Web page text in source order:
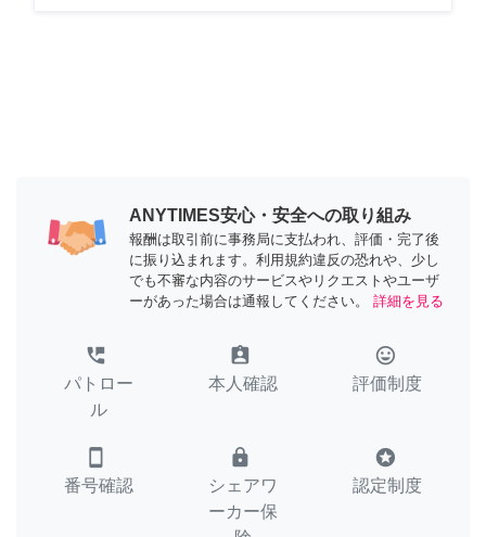
ANYTIMES安心・安全への取り組み
報酬は取引前に事務局に支払われ、評価・完了後
に振り込まれます。利用規約違反の恐れや、少し
でも不審な内容のサービスやリクエストやユーザ
ーがあった場合は通報してください。
詳細を見る
perm_phone_msg
パトロー
ル
assignment_ind
本人確認
tag_faces
評価制度
smartphone
番号確認
lock
シェアワ
ーカー保
stars
認定制度